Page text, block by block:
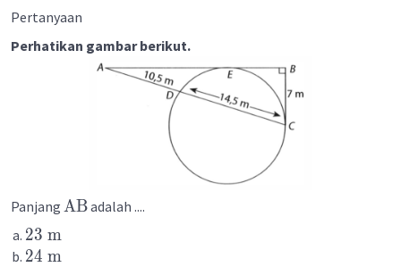
Pertanyaan
Perhatikan gambar berikut.
Panjang ABadalah ....
23 m
24 m